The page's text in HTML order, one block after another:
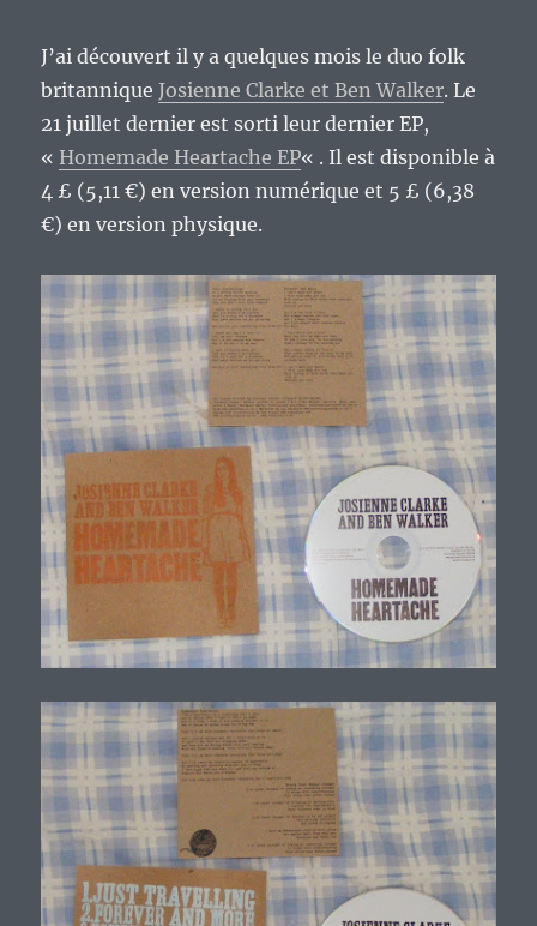
J’ai découvert il y a quelques mois le duo folk
britannique Josienne Clarke et Ben Walker. Le
21 juillet dernier est sorti leur dernier EP,
« Homemade Heartache EP« . Il est disponible à
4 £ (5,11 €) en version numérique et 5 £ (6,38
€) en version physique.